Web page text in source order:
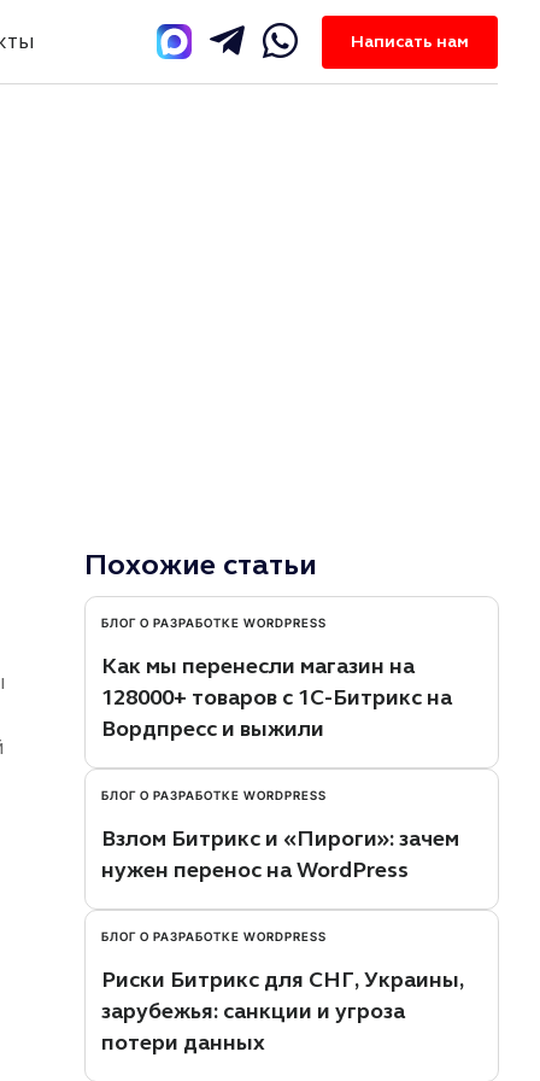
Написать нам
Похожие статьи
БЛОГ О РАЗРАБОТКЕ WORDPRESS
Как мы перенесли магазин на
128000+ товаров с 1С-Битрикс на
Вордпресс и выжили
БЛОГ О РАЗРАБОТКЕ WORDPRESS
Взлом Битрикс и «Пироги»: зачем
нужен перенос на WordPress
БЛОГ О РАЗРАБОТКЕ WORDPRESS
Риски Битрикс для СНГ, Украины,
зарубежья: санкции и угроза
потери данных